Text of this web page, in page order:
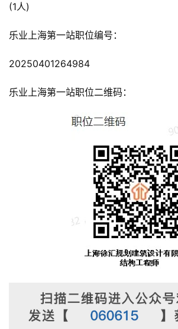
(1人)
乐业上海第一站职位编号：
20250401264984
乐业上海第一站职位二维码：